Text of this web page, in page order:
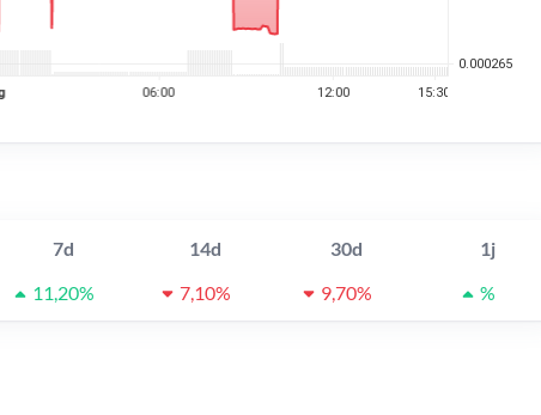
7d 14d 30d
1j
11,20% 7,10% 9,70% %